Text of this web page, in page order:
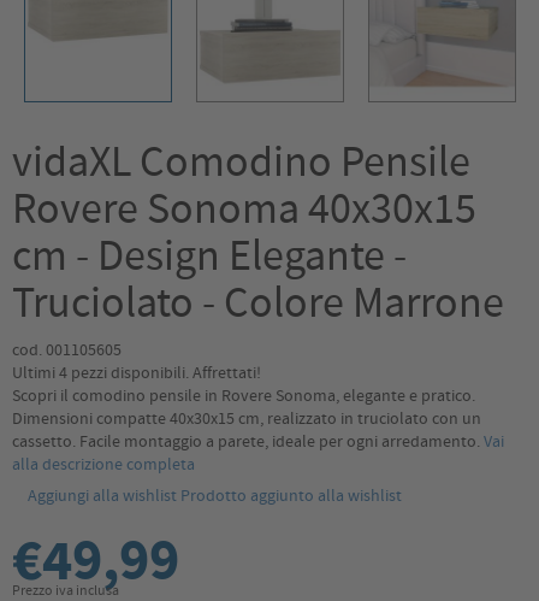
vidaXL Comodino Pensile
Rovere Sonoma 40x30x15
cm - Design Elegante -
Truciolato - Colore Marrone
cod. 001105605
Ultimi 4 pezzi disponibili. Affrettati!
Scopri il comodino pensile in Rovere Sonoma, elegante e pratico.
Dimensioni compatte 40x30x15 cm, realizzato in truciolato con un
cassetto. Facile montaggio a parete, ideale per ogni arredamento. Vai
alla descrizione completa
Aggiungi alla wishlist Prodotto aggiunto alla wishlist
€49,99
Prezzo iva inclusa